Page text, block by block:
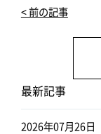
e
k
r
< 前の記事
最新記事
2026年07月26日